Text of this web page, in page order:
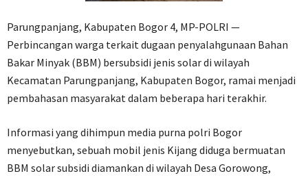
Parungpanjang, Kabupaten Bogor 4, MP-POLRI —
Perbincangan warga terkait dugaan penyalahgunaan Bahan
Bakar Minyak (BBM) bersubsidi jenis solar di wilayah
Kecamatan Parungpanjang, Kabupaten Bogor, ramai menjadi
pembahasan masyarakat dalam beberapa hari terakhir.
Informasi yang dihimpun media purna polri Bogor
menyebutkan, sebuah mobil jenis Kijang diduga bermuatan
BBM solar subsidi diamankan di wilayah Desa Gorowong,